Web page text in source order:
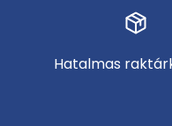
Hatalmas